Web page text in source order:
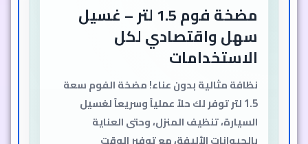
مضخة فوم 1.5 لتر – غسيل
سهل واقتصادي لكل
الاستخدامات
نظافة مثالية بدون عناء! مضخة الفوم سعة
1.5 لتر توفر لك حلاً عملياً وسريعاً لغسيل
السيارة، تنظيف المنزل، وحتى العناية